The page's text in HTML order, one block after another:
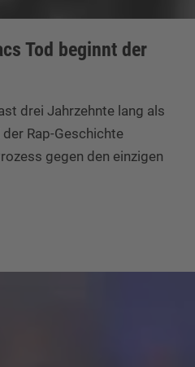
Tod beginnt der
drei Jahrzehnte lang als
Rap-Geschichte
gegen den einzigen